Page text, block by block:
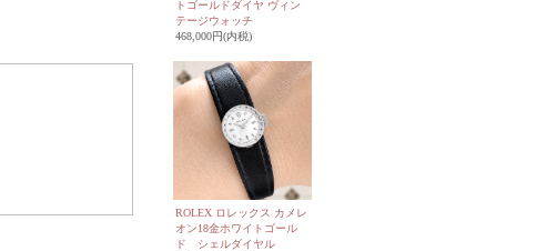
トゴールドダイヤ ヴィン
テージウォッチ
468,000円(内税)
ROLEX ロレックス カメレ
オン18金ホワイトゴール
ド シェルダイヤル